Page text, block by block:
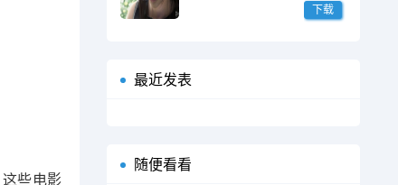
下载
最近发表
随便看看
些电影